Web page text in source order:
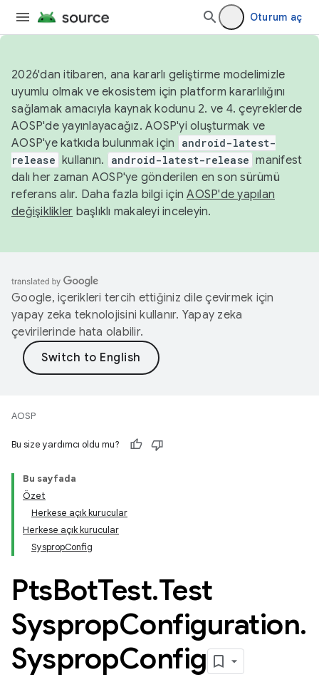
Oturum aç
2026'dan itibaren, ana kararlı geliştirme modelimizle
uyumlu olmak ve ekosistem için platform kararlılığını
sağlamak amacıyla kaynak kodunu 2. ve 4. çeyreklerde
AOSP'de yayınlayacağız. AOSP'yi oluşturmak ve
AOSP'ye katkıda bulunmak için
android-latest-
release kullanın. android-latest-release manifest
dalı her zaman AOSP'ye gönderilen en son sürümü
referans alır. Daha fazla bilgi içinAOSP'de yapılan
değişiklikler başlıklı makaleyi inceleyin.
Google, içerikleri tercih ettiğiniz dile çevirmek için
yapay zeka teknolojisini kullanır. Yapay zeka
çevirilerinde hata olabilir.
AOSP
Bu size yardımcı oldu mu?
Bu sayfada
Özet
Herkese açık kurucular
Herkese açık kurucular
SyspropConfig
PtsBotTest.Test
SyspropConfiguration.
SyspropConfig